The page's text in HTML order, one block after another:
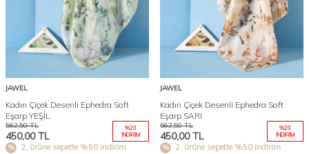
JAWEL
Kadın Çiçek Desenli Ephedra Soft
Eşarp YEŞİL
562,50TL
450,00TL
%20
İNDIRIM
2. ürüne sepette %50 indirim
JAWEL
Kadın Çiçek Desenli Ephedra Soft
Eşarp SARI
562,50TL
450,00TL
%20
İNDIRIM
2. ürüne sepette %50 indirim